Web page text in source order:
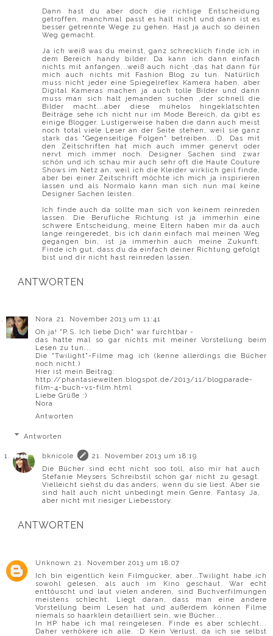
Dann hast du aber doch die richtige Entscheidung
getroffen, manchmal passt es halt nicht und dann ist es
besser getrennte Wege zu gehen. Hast ja auch so deinen
Weg gemacht.
Ja ich weiß was du meinst, ganz schrecklich finde ich in
dem Bereich handy bilder. Da kann ich dann einfach
nichts mit anfangen...weiß auch nicht ,das hat dann für
mich auch nichts mit Fashion Blog zu tun. Natürlich
muss nicht jeder eine Spiegelreflex Kamera haben, aber
Digital Kameras machen ja auch tolle Bilder und dann
muss man sich halt jemanden suchen ,der schnell die
Bilder macht...aber diese mühelos hingeklatschten
Beiträge sehe ich nicht nur im Mode Bereich, da gibt es
einige Blogger. Lustigerweise haben die dann auch meist
noch total viele Leser an der Seite stehen, weil sie ganz
stark das "Gegenseitige Folgen" betreiben...:D. Das mit
den Zeitschriften hat mich auch immer genervt oder
nervt mich immer noch. Designer Sachen sind zwar
schön und ich schau mir auch sehr oft die Haute Couture
Shows im Netz an, weil ich die Kleider wirklich geil finde,
aber bei einer Zeitschrift möchte ich mich ja inspirieren
lassen und als Normalo kann man sich nun mal keine
Designer Sachen leisten.
Ich finde auch da sollte man sich von keinem reinreden
lassen. Die Berufliche Richtung ist ja immerhin eine
schwere Entscheidung, meine Eltern haben mir da auch
lange reingeredet, bis ich dann einfach mal meinen Weg
gegangen bin, ist ja immerhin auch meine Zukunft.
Finde ich gut, dass du da einfach deiner Richtung gefolgt
bist und dir nicht hast reinreden lassen.
ANTWORTEN
Nora 21. November 2013 um 11:41
Oh ja! "P.S. Ich liebe Dich" war furchtbar -
das hatte mal so gar nichts mit meiner Vorstellung beim
Lesen zu tun...
Die "Twilight"-Filme mag ich (kenne allerdings die Bücher
noch nicht.)
Hier ist mein Beitrag:
http://phantasiewelten.blogspot.de/2013/11/blogparade-
film-4-buch-vs-film.html
Liebe Grüße :)
Nora
Antworten
Antworten
bknicole
21. November 2013 um 18:19
Die Bücher sind echt nicht soo toll, also mir hat auch
Stefanie Meysers Schreibstil schon gar nicht zu gesagt.
Vielleicht siehst du das anders, wenn du sie liest. Aber sie
sind halt auch nicht unbedingt mein Genre. Fantasy Ja,
aber nicht mit riesiger Liebesstory.
ANTWORTEN
Unknown
21. November 2013 um 18:07
Ich bin eigentlich kein Filmgucker, aber...Twilight habe ich
sowohl gelesen, als auch im Kino geschaut. War echt
enttöuscht und laut vielen anderen, sind Buchverfilmungen
meistens schlecht. Liegt daran, dass man eine andere
Vorstellung beim Lesen hat und außerdem können Filme
niemals so haarklein detailliert sein, wie Bücher...
In HP habe ich mal reingelesen. Finde es aber schlecht...
Daher verhökere ich alle. :D Kein Verlust, da ich sie selbst